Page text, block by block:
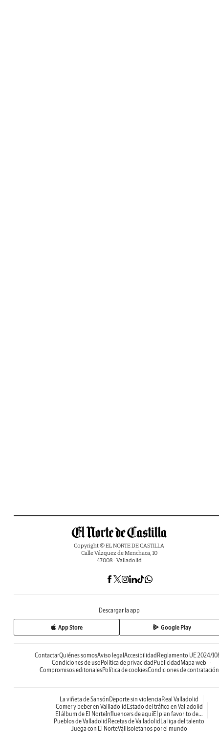
Copyright © EL NORTE DE CASTILLA
Calle Vázquez de Menchaca, 10
47008 - Valladolid
Descargar la app
App Store Google Play
ContactarQuiénes somosAviso legal Accesibilidad Reglamento UE 2024/
Condiciones de uso Política de privacidad Publicidad Mapa web
Compromisos editorialesPolítica de cookiesCondiciones de contratación
La viñeta de Sansón Deporte sin violencia Real Valladolid
Comer y beber en Vallladolid Estado del tráfico en Valladolid
El álbum de El NorteInfluencers de aquíEl plan favorito de...
Pueblos de Valladolid Recetas de Valladolid La liga del talento
Juega con El NorteVallisoletanos por el mundo